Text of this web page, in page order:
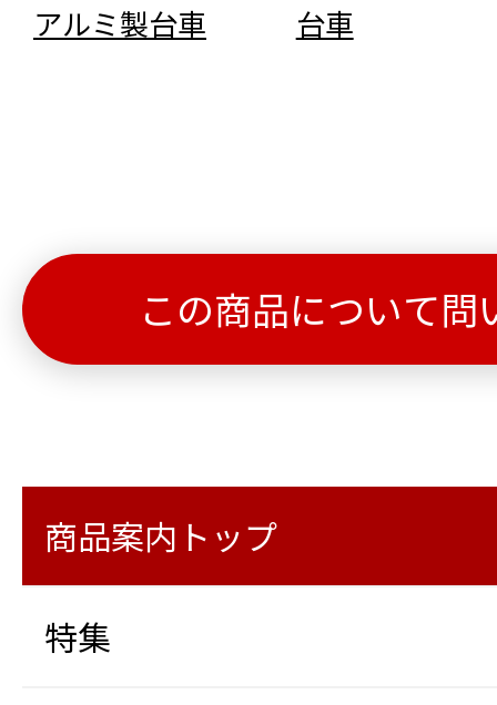
アルミ製台車 台車
この商品について問
商品案内トップ
特集